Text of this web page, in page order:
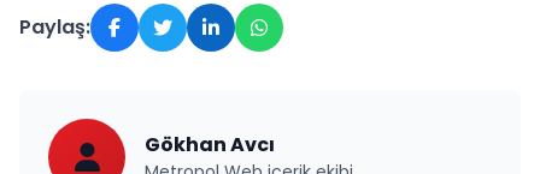
Paylaş:
Gökhan Avcı